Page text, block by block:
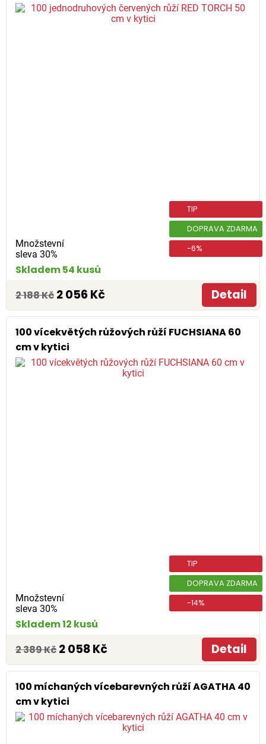
Množstevní
sleva 30%
TIP
DOPRAVA ZDARMA
-6%
Skladem 54 kusů
2 188 Kč 2 056 Kč Detail
100 vícekvětých růžových růží FUCHSIANA 60
cm v kytici
Množstevní
sleva 30%
TIP
DOPRAVA ZDARMA
-14%
Skladem 12 kusů
2 389 Kč 2 058 Kč Detail
100 míchaných vícebarevných růží AGATHA 40
cm v kytici